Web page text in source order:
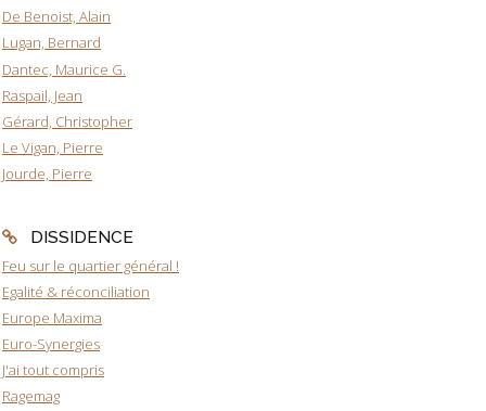
De Benoist, Alain
Lugan, Bernard
Dantec, Maurice G.
Raspail, Jean
Gérard, Christopher
Le Vigan, Pierre
Jourde, Pierre
DISSIDENCE
Feu sur le quartier général !
Egalité & réconciliation
Europe Maxima
Euro-Synergies
J'ai tout compris
Ragemag